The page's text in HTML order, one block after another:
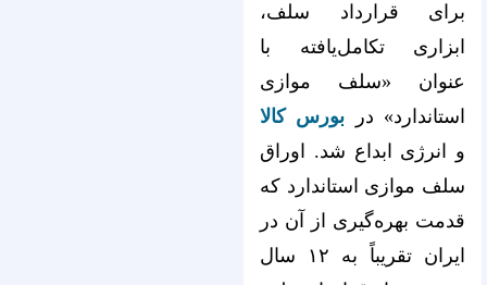
برای قرارداد سلف،
ابزاری تکامل‌یافته با
عنوان «سلف موازی
استاندارد» در بورس کالا
و انرژی ابداع شد. اوراق
سلف موازی استاندارد که
قدمت بهره‌گیری از آن در
ایران تقریباً به ۱۲ سال